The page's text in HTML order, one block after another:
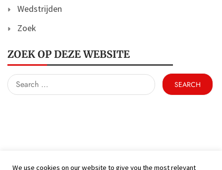
Wedstrijden
Zoek
ZOEK OP DEZE WEBSITE
Search
for:
We use cookies on our website to give you the most relevant